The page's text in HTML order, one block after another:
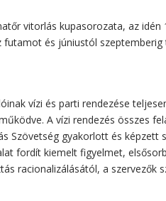
vitorlás kupasorozata, az
futamot és júniustól
vízi és parti rendezése
A vízi rendezés összes
Szövetség gyakorlott és képzett
fordít kiemelt figyelmet,
racionalizálásától, a szervezők